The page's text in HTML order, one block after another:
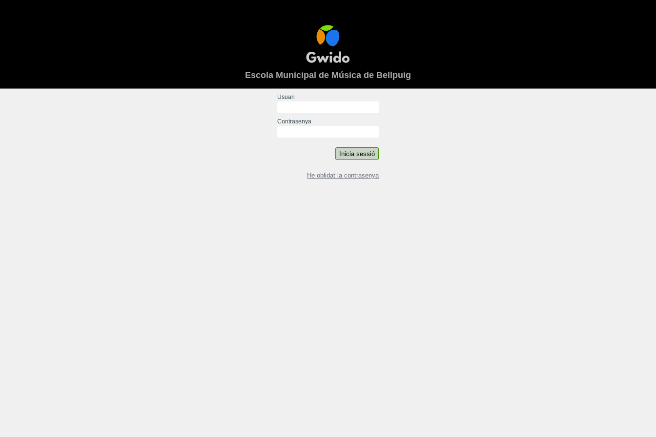
Escola Municipal de Música de Bellpuig
Usuari
Contrasenya
He oblidat la contrasenya